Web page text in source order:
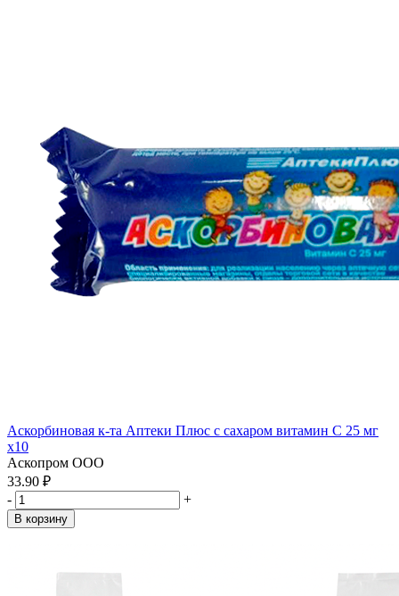
Аскорбиновая к-та Аптеки Плюс с сахаром витамин С 25 мг
x10
Аскопром ООО
33.90 ₽
-
+
В корзину